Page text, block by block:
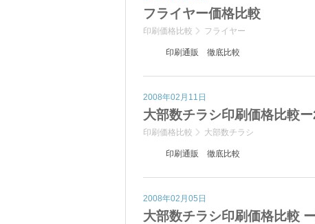
フライヤー価格比較
印刷価格比較 フライヤー
印刷通販 徹底比較
2008年02月11日
大部数チラシ印刷価格比較
印刷価格比較 大部数チラシ
印刷通販 徹底比較
2008年02月05日
大部数チラシ印刷価格比較